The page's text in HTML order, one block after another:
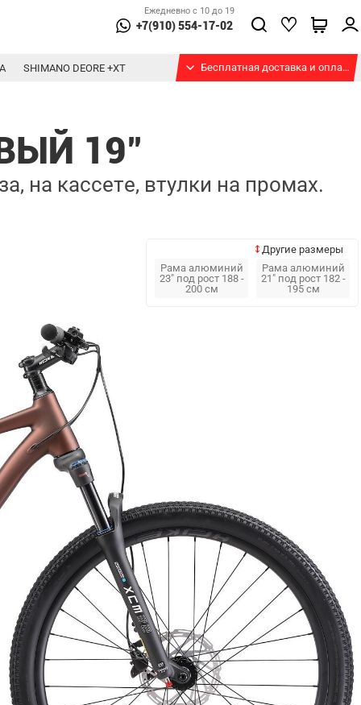
Ежедневно с 10 до 19
+7(910) 554-17-02
SHIMANO DEORE +XT Бесплатная доставка и оплата при получении
19"
на кассете, втулки на промах.
Другие размеры
Рама алюминий
21" под рост 182 -
195 см
Рама алюминий
23" под рост 188 -
200 см